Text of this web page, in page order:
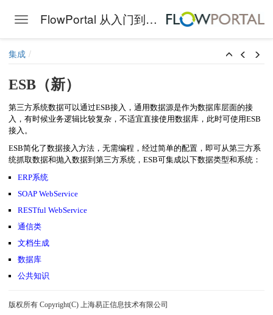
Toggle navigation FlowPortal 从入门到精通
集成
ESB（新）
第三方系统数据可以通过ESB接入，通用数据源是作为数据库层面的接
入，有时候业务逻辑比较复杂，不适宜直接使用数据库，此时可使用ESB
接入。
ESB简化了数据接入方法，无需编程，经过简单的配置，即可从第三方系
统抓取数据和抛入数据到第三方系统，ESB可集成以下数据类型和系统：
ERP系统
SOAP WebService
RESTful WebService
通信类
文档生成
数据库
公共知识
版权所有 Copyright(C) 上海易正信息技术有限公司